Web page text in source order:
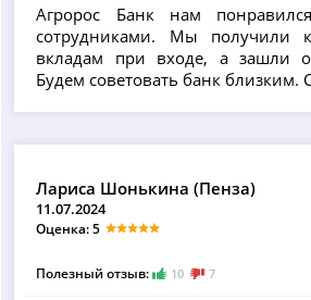
Агророс Банк нам
сотрудниками. Мы получили
вкладам при входе, а зашли
Будем советовать банк близким.
Лариса Шонькина (Пенза)
11.07.2024
Оценка: 5
Полезный отзыв: 10 7